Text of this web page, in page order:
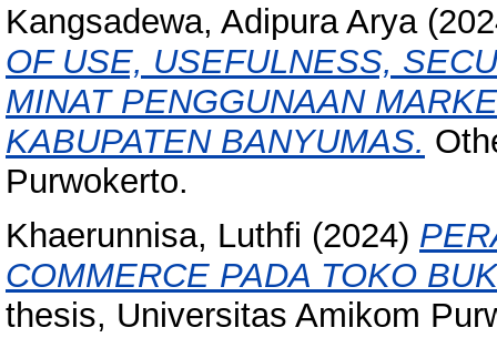
Kangsadewa, Adipura Arya
OF USE, USEFULNESS,
MINAT PENGGUNAAN
KABUPATEN BANYUMAS.
Purwokerto.
Khaerunnisa, Luthfi (2024)
COMMERCE PADA TOKO
thesis, Universitas Amikom